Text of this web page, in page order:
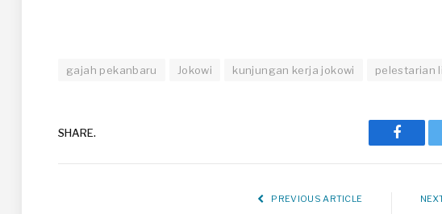
gajah pekanbaru Jokowi kunjungan kerja jokowi pelestarian
SHARE.
PREVIOUS ARTICLE